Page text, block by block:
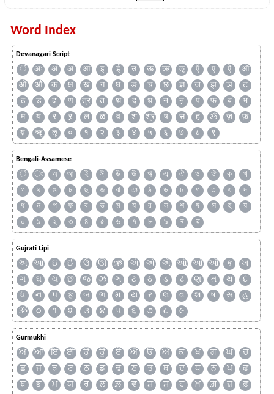
Word Index
Devanagari Script
ँ अः अं अ आ इ ई उ ऊ ऋ ऌ ऍ ए ऐ
ऑ
ओ
औ क क्ष ख ग घ ङ च छ ज्ञ ज झ ञ
ट
ठ
ड ढ ण त्र त थ द ध न ऩ प फ ब
भ
म
य र ऱ ल ळ व श श्र ष स ह ॐ ज़
फ़
य़
ॠ ॡ ० १ २ ३ ४ ५ ६ ७ ८ ९
Bengali-Assamese
ঁ ং অ আ ই ঈ উ ঊ ঋ এ ঐ ও ঔ ক
খ
গ
ঘ ঙ চ ছ জ ঝ ঞ ঠ ড ঢ ণ ত থ
দ
ধ
ন প ফ ব ভ ম য র ল শ ষ স হ
য়
০
১ ২ ৩ ৪ ৫ ৬ ৭ ৮ ৯ ৰ ৱ
Gujrati Lipi
અ આ ઇ ઈ ઉ ઊ ઋ ઍ એ ઐ ઑ ઓ ઔ ક
ખ
ગ
ઘ ચ છ જ ઝ ઞ ટ ઠ ડ ઢ ણ ત થ
દ
ધ
ન પ ફ બ ભ મ ય ર લ વ શ ષ સ
હ
ૐ
૦ ૧ ૨ ૩ ૪ ૫ ૬ ૭ ૮ ૯
Gurmukhi
ਅ ਆ ਇ ਈ ਉ ਊ ਏ ਐ ਓ ਔ ਕ ਖ ਗ ਘ
ਚ
ਛ
ਜ ਝ ਟ ਠ ਡ ਢ ਣ ਤ ਥ ਦ ਧ ਨ ਪ
ਫ
ਬ
ਭ ਮ ਯ ਰ ਲ ਲ਼ ਵ ਸ਼ ਸ ਹ ਖ਼ ਗ਼ ਜ਼
ਫ਼